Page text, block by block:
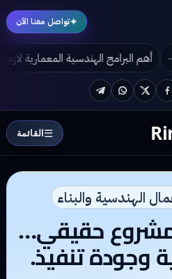
✦تواصل معنا الآن
تطور التصميم المعماري الخارجي
Telegram
☰القائمة
الهندسية والبناء
حقيقي…
وجودة تنفيذ.